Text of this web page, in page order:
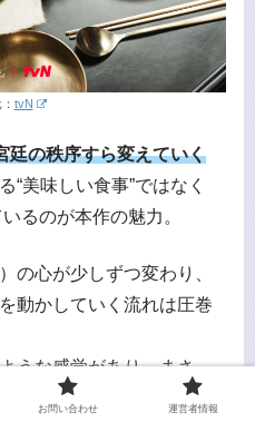
tvN
廷の秩序すら変えていく
“美味しい食事”ではなく
るのが本作の魅力。
の心が少しずつ変わり、
動かしていく流れは圧巻
うな感覚があり、まさ
思います。
お問い合わせ 運営者情報